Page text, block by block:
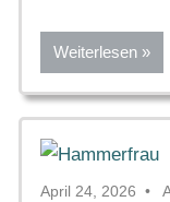
Weiterlesen
April 24, 2026